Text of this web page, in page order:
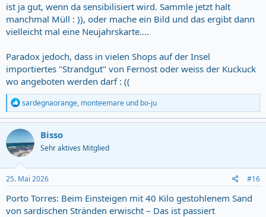
ist ja gut, wenn da sensibilisiert wird. Sammle jetzt halt
manchmal Müll : )), oder mache ein Bild und das ergibt dann
vielleicht mal eine Neujahrskarte....
Paradox jedoch, dass in vielen Shops auf der Insel
importiertes "Strandgut" von Fernost oder weiss der Kuckuck
wo angeboten werden darf : ((
R
e
a
c
t
i
o
n
s
:
sardegnaorange, monteemare und bo-ju
Bisso
Sehr aktives Mitglied
25. Mai 2026 #16
Porto Torres: Beim Einsteigen mit 40 Kilo gestohlenem Sand
von sardischen Stränden erwischt – Das ist passiert